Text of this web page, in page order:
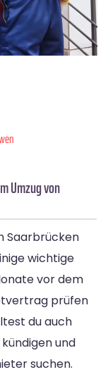
Umzug von
Saarbrücken
wichtige
vor dem
prüfen
du auch
und
suchen.